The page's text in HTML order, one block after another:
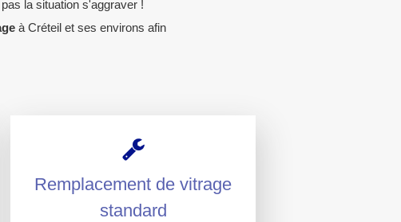
la situation s'aggraver !
à Créteil et ses environs afin
Remplacement de vitrage
standard